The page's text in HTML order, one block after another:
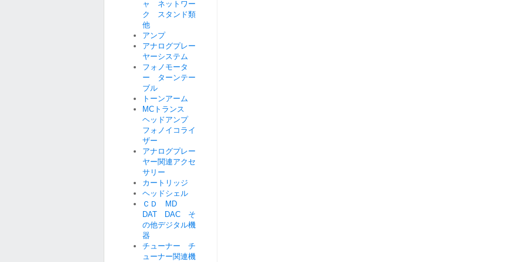
ャ ネットワー
ク スタンド類
他
アンプ
アナログプレー
ヤーシステム
フォノモータ
ー ターンテー
ブル
トーンアーム
MCトランス
ヘッドアンプ
フォノイコライ
ザー
アナログプレー
ヤー関連アクセ
サリー
カートリッジ
ヘッドシェル
ＣＤ MD
DAT DAC そ
の他デジタル機
器
チューナー チ
ューナー関連機